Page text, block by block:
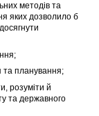
методів та
яких дозволило б
та планування;
розуміти й
та державного